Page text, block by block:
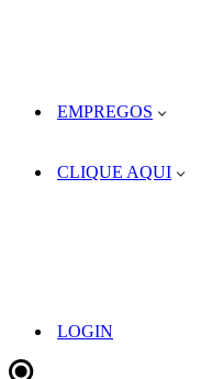
EMPREGOS
CLIQUE AQUI
LOGIN